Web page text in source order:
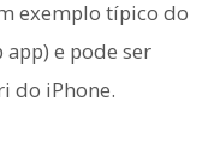
exemplo típico do
e pode ser
do iPhone.